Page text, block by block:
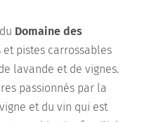
Domaine des
pistes carrossables
lavande et de vignes.
passionnés par la
et du vin qui est